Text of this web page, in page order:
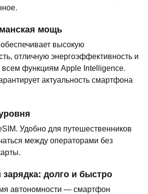
мощь
высокую
отличную энергоэффективность и
всем функциям Apple Intelligence.
актуальность смартфона
Удобно для путешественников
между операторами без
зарядка: долго и быстро
автономности — смартфон